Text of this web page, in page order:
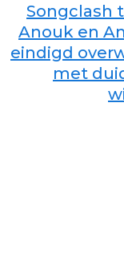
Songclash
Anouk en
eindigd
met